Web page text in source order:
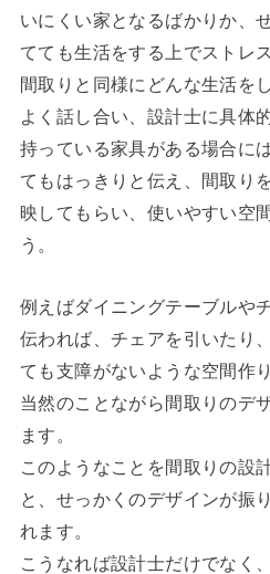
いにくい家となるばかりか、
てても生活をする上でストレ
間取りと同様にどんな生活を
よく話し合い、設計士に具体
持っている家具がある場合に
てもはっきりと伝え、間取り
映してもらい、使いやすい空
う。
例えばダイニングテーブルや
伝われば、チェアを引いたり
ても支障がないような空間作
当然のことながら間取りのデ
ます。
このようなことを間取りの設
と、せっかくのデザインが振
れます。
こうなれば設計士だけでなく